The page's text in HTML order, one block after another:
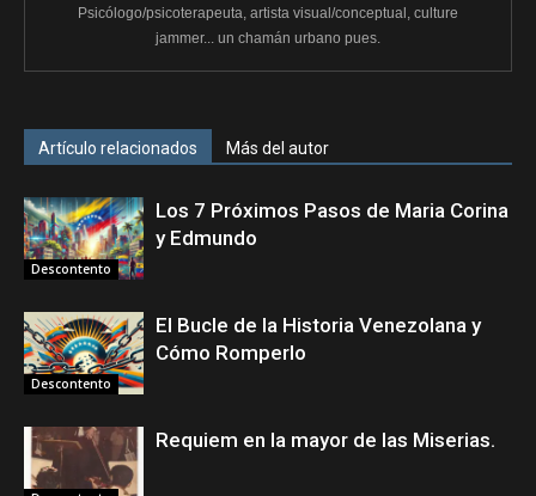
Psicólogo/psicoterapeuta, artista visual/conceptual, culture
jammer... un chamán urbano pues.
Artículo relacionados Más del autor
Descontento
Los 7 Próximos Pasos de Maria Corina
y Edmundo
Descontento
El Bucle de la Historia Venezolana y
Cómo Romperlo
Requiem en la mayor de las Miserias.